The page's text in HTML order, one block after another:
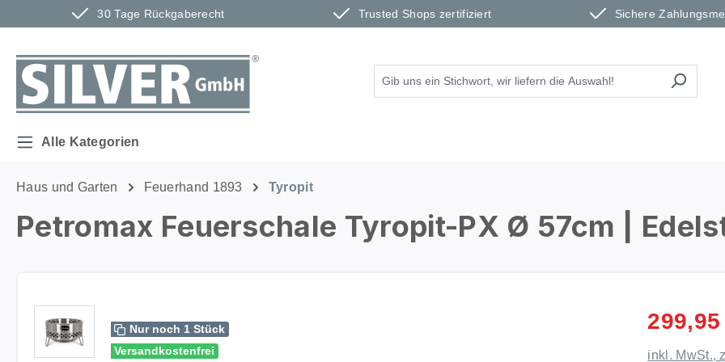
30 Tage Rückgaberecht Trusted Shops zertifiziert Sichere
Hauptinhalt springen
Zur Suche springen
Zur Hauptnavigation springen
Alle Kategorien
Haus und Garten Feuerhand 1893 Tyropit
Petromax Feuerschale Tyropit-PX Ø 57cm |
Nur noch 1 Stück
Versandkostenfrei
inkl. MwSt.,